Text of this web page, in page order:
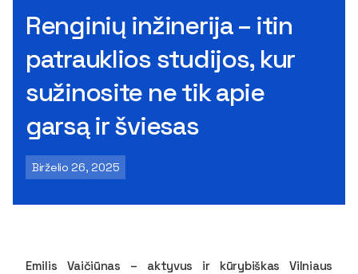
Renginių inžinerija – itin
patrauklios studijos, kur
sužinosite ne tik apie
garsą ir šviesas
Birželio 26, 2025
Emilis Vaičiūnas – aktyvus ir kūrybiškas Vilniaus